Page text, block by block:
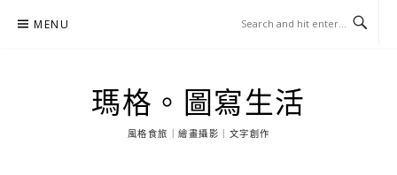
MENU
瑪格。圖寫生活
風格食旅｜繪畫攝影｜文字創作